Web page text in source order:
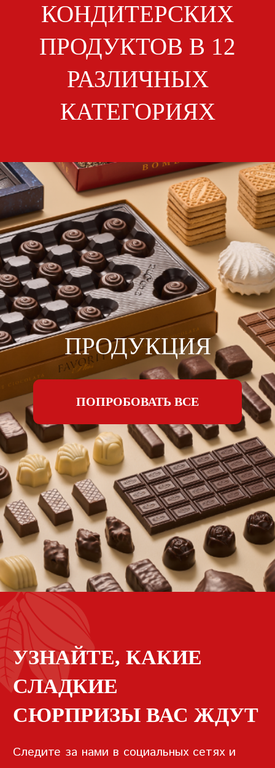
КОНДИТЕРСКИХ
ПРОДУКТОВ В 12
РАЗЛИЧНЫХ
КАТЕГОРИЯХ
ПРОДУКЦИЯ
ПОПРОБОВАТЬ ВСЕ
УЗНАЙТЕ, КАКИЕ
СЛАДКИЕ
СЮРПРИЗЫ ВАС ЖДУТ
Следите за нами в социальных сетях и